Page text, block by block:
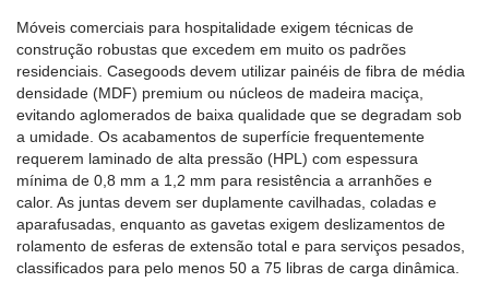
Móveis comerciais para hospitalidade exigem técnicas de
construção robustas que excedem em muito os padrões
residenciais. Casegoods devem utilizar painéis de fibra de média
densidade (MDF) premium ou núcleos de madeira maciça,
evitando aglomerados de baixa qualidade que se degradam sob
a umidade. Os acabamentos de superfície frequentemente
requerem laminado de alta pressão (HPL) com espessura
mínima de 0,8 mm a 1,2 mm para resistência a arranhões e
calor. As juntas devem ser duplamente cavilhadas, coladas e
aparafusadas, enquanto as gavetas exigem deslizamentos de
rolamento de esferas de extensão total e para serviços pesados,
classificados para pelo menos 50 a 75 libras de carga dinâmica.